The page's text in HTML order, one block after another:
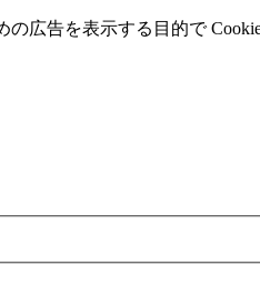
広告を表⽰する⽬的で